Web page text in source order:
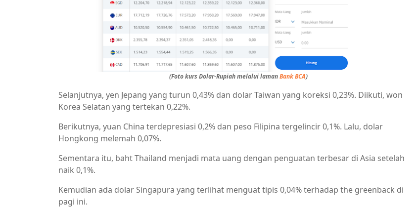
(Foto kurs Dolar-Rupiah melalui lamanBank BCA)
Selanjutnya, yen Jepang yang turun 0,43% dan dolar Taiwan yang koreksi 0,23%. Diikuti, won
Korea Selatan yang tertekan 0,22%.
Berikutnya, yuan China terdepresiasi 0,2% dan peso Filipina tergelincir 0,1%. Lalu, dolar
Hongkong melemah 0,07%.
Sementara itu, baht Thailand menjadi mata uang dengan penguatan terbesar di Asia setelah
naik 0,1%.
Kemudian ada dolar Singapura yang terlihat menguat tipis 0,04% terhadap the greenback di
pagi ini.